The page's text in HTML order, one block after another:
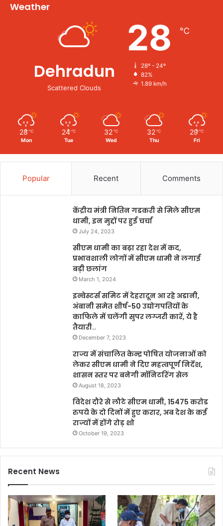
Weather
Dehradun
Scattered Clouds
28 ℃
28º - 24º
82%
1.89 km/h
28 ℃
Mon
24 ℃
Tue
32 ℃
Wed
32 ℃
Thu
29 ℃
Fri
Popular Recent Comments
केंद्रीय मंत्री नितिन गडकरी से मिले सीएम
धामी, इन मुद्दों पर हुई चर्चा
July 24, 2023
सीएम धामी का बढ़ा रहा देश में कद,
प्रभावशाली लोगों में सीएम धामी ने लगाई
बड़ी छलांग
March 1, 2024
इन्वेस्टर्स समिट में देहरादून आ रहे अडानी,
अंबानी समेत शीर्ष-50 उद्योगपतियों के
काफिले में चलेंगी सुपर लग्जरी कारें, ये है
तैयारी..
December 7, 2023
राज्य में संचालित केन्द्र पोषित योजनाओं को
लेकर सीएम धामी ने दिए महत्वपूर्ण निर्देश,
शासन स्तर पर बनेगी मॉनिटरिंग सेल
August 18, 2023
विदेश दौरे से लौटे सीएम धामी, 15475 करोड
रुपये के दो दिनों में हुए करार, अब देश के कई
राज्यों में होंगे रोड़ शो
October 19, 2023
Recent News